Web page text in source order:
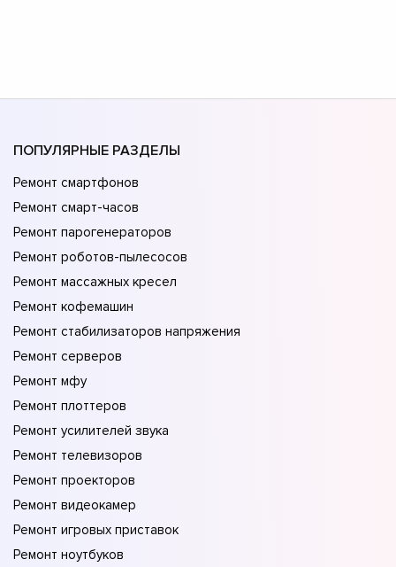
ПОПУЛЯРНЫЕ РАЗДЕЛЫ
Ремонт смартфонов
Ремонт смарт-часов
Ремонт парогенераторов
Ремонт роботов-пылесосов
Ремонт массажных кресел
Ремонт кофемашин
Ремонт стабилизаторов напряжения
Ремонт серверов
Ремонт мфу
Ремонт плоттеров
Ремонт усилителей звука
Ремонт телевизоров
Ремонт проекторов
Ремонт видеокамер
Ремонт игровых приставок
Ремонт ноутбуков